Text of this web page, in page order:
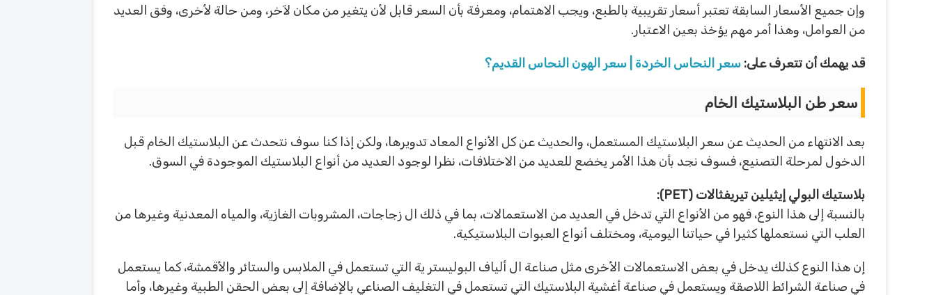
وإن جميع الأسعار السابقة تعتبر أسعار تقريبية بالطبع، ويجب الاهتمام، ومعرفة بأن السعر قابل لأن يتغير من مكان لآخر، ومن حالة لأخرى، وفق العديد
من العوامل، وهذا أمر مهم يؤخذ بعين الاعتبار.
قد يهمك أن تتعرف على: سعر النحاس الخردة | سعر الهون النحاس القديم؟
سعر طن البلاستيك الخام
بعد الانتهاء من الحديث عن سعر البلاستيك المستعمل، والحديث عن كل الأنواع المعاد تدويرها، ولكن إذا كنا سوف نتحدث عن البلاستيك الخام قبل
الدخول لمرحلة التصنيع، فسوف نجد بأن هذا الأمر يخضع للعديد من الاختلافات، نظرا لوجود العديد من أنواع البلاستيك الموجودة في السوق.
بلاستيك البولي إيثيلين تيريفثالات (PET):
بالنسبة إلى هذا النوع، فهو من الأنواع التي تدخل في العديد من الاستعمالات، بما في ذلك ال زجاجات، المشروبات الغازية، والمياه المعدنية وغيرها من
العلب التي نستعملها كثيرا في حياتنا اليومية، ومختلف أنواع العبوات البلاستيكية.
إن هذا النوع كذلك يدخل في بعض الاستعمالات الأخرى مثل صناعة ال ألياف البوليستر ية التي تستعمل في الملابس والستائر والأقمشة، كما يستعمل
في صناعة الشرائط اللاصقة ويستعمل في صناعة أغشية البلاستيك التي تستعمل في التغليف الصناعي بالإضافة إلى بعض الحقن الطبية وغيرها، وأما